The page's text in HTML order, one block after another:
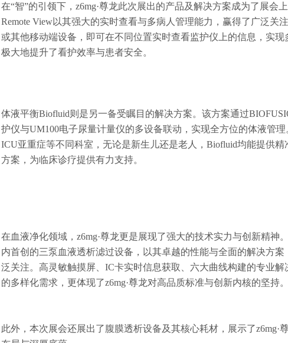
在“智”的引领下，z6mg·尊龙此次展出的产品及解决方案成为了展会
Remote View以其强大的实时查看与多病人管理能力，赢得了广泛关
或其他移动端设备，即可在不同位置实时查看监护仪上的信息，实现
极大地提升了看护效率与患者安全。
体液平衡Biofluid则是另一备受瞩目的解决方案。该方案通过
护仪与UM100电子尿量计量仪的多设备联动，实现全方位的体液管
ICU亚重症等不同科室，无论是新生儿还是老人，Biofluid均能提供
方案，为临床诊疗提供有力支持。
在血液净化领域，z6mg·尊龙更是展现了强大的技术实力与创新精神
内首创的三泵血液透析滤过设备，以其卓越的性能与全面的解决方
泛关注。高灵敏触摸屏、IC卡实时信息获取、六大曲线构建的专业
的多样化需求，更体现了z6mg·尊龙对高品质标准与创新内核的坚持。
此外，本次展会还展出了腹膜透析设备及其核心耗材，展示了z6mg·